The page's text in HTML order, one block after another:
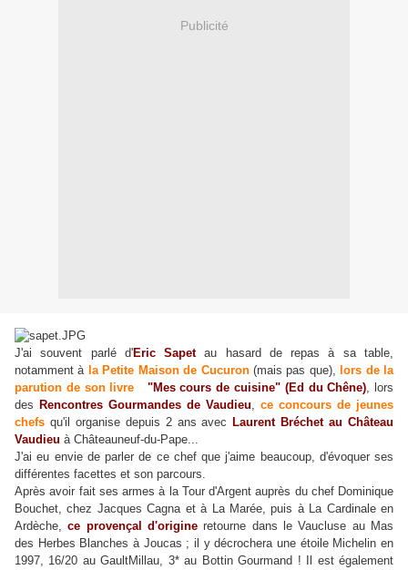
Publicité
J'ai souvent parlé d'Eric Sapetau hasard de repas à sa table,
notamment à la Petite Maison de Cucuron(mais pas que), lors de la
parution de son livre
"Mes cours de cuisine" (Ed du Chêne), lors
des Rencontres Gourmandes de Vaudieu, ce concours de jeunes
chefs qu'il organise depuis 2 ans avec Laurent Bréchet au Château
Vaudieu à Châteauneuf-du-Pape...
J'ai eu envie de parler de ce chef que j'aime beaucoup, d'évoquer ses
différentes facettes et son parcours.
Après avoir fait ses armes à la Tour d'Argent auprès du chef Dominique
Bouchet, chez Jacques Cagna et à La Marée, puis à La Cardinale en
Ardèche,ce provençal d'origine retourne dans le Vaucluse au Mas
des Herbes Blanches à Joucas ; il y décrochera une étoile Michelin en
1997, 16/20 au GaultMillau, 3* au Bottin Gourmand ! Il est également